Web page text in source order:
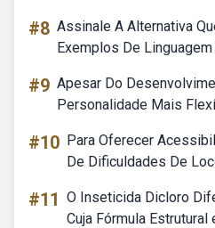
#8 Assinale A Alternativa
Exemplos De
#9 Apesar Do
Personalidade Mais
#10 Para Oferecer
De Dificuldades De
#11 O Inseticida Dicloro
Cuja Fórmula Estrutural